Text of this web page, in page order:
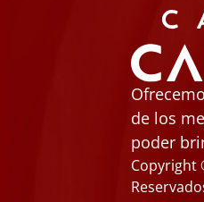
de los
poder
Copyright